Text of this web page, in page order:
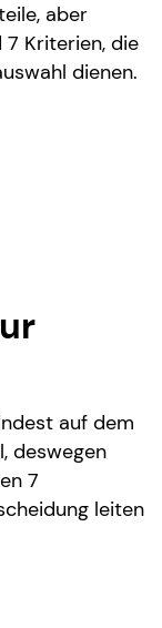
aber
Kriterien, die
dienen.
auf dem
deswegen
7
leiten